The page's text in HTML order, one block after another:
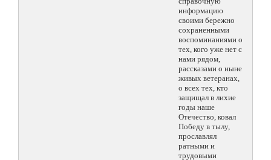
информацию
своими бережно
сохраненными
воспоминаниями о
тех, кого уже нет с
нами рядом,
рассказами о ныне
живых ветеранах,
о всех тех, кто
защищал в лихие
годы наше
Отечество, ковал
Победу в тылу,
прославлял
ратными и
трудовыми